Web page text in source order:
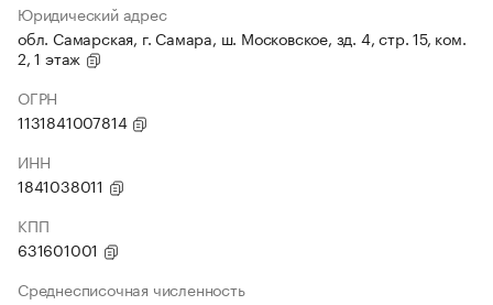
Юридический адрес
обл. Самарская, г. Самара, ш. Московское, зд. 4, стр. 15, ком.
2, 1 этаж
ОГРН
1131841007814
ИНН
1841038011
КПП
631601001
Среднесписочная численность